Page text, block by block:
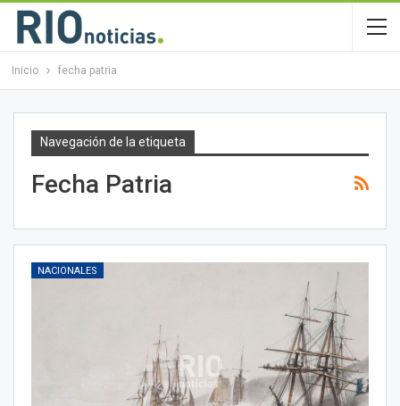
Inicio fecha patria
Navegación de la etiqueta
Fecha Patria
NACIONALES